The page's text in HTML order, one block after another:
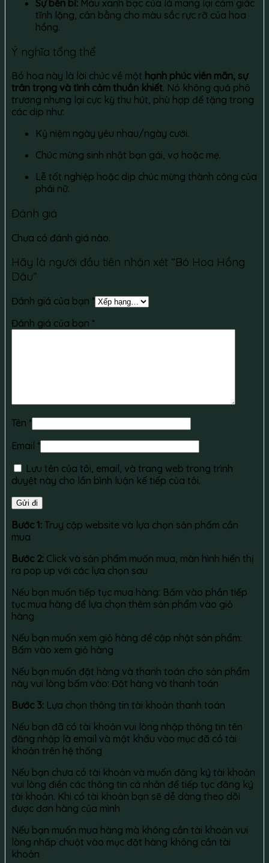
Sự bền bỉ: Màu xanh bạc của lá mang lại cảm giác
tĩnh lặng, cân bằng cho màu sắc rực rỡ của hoa
hồng.
Ý nghĩa tổng thể
Bó hoa này là lời chúc về một hạnh phúc viên mãn, sự
trân trọng và tình cảm thuần khiết. Nó không quá phô
trương nhưng lại cực kỳ thu hút, phù hợp để tặng trong
các dịp như:
Kỷ niệm ngày yêu nhau/ngày cưới.
Chúc mừng sinh nhật bạn gái, vợ hoặc mẹ.
Lễ tốt nghiệp hoặc dịp chúc mừng thành công của
phái nữ.
Đánh giá
Chưa có đánh giá nào.
Hãy là người đầu tiên nhận xét “Bó Hoa Hồng
Dâu”
Đánh giá của bạn *
Đánh giá của bạn *
Tên *
Email *
Lưu tên của tôi, email, và trang web trong trình
duyệt này cho lần bình luận kế tiếp của tôi.
Bước 1: Truy cập website và lựa chọn sản phẩm cần
mua
Bước 2: Click và sản phẩm muốn mua, màn hình hiển thị
ra pop up với các lựa chọn sau
Nếu bạn muốn tiếp tục mua hàng: Bấm vào phần tiếp
tục mua hàng để lựa chọn thêm sản phẩm vào giỏ
hàng
Nếu bạn muốn xem giỏ hàng để cập nhật sản phẩm:
Bấm vào xem giỏ hàng
Nếu bạn muốn đặt hàng và thanh toán cho sản phẩm
này vui lòng bấm vào: Đặt hàng và thanh toán
Bước 3: Lựa chọn thông tin tài khoản thanh toán
Nếu bạn đã có tài khoản vui lòng nhập thông tin tên
đăng nhập là email và mật khẩu vào mục đã có tài
khoản trên hệ thống
Nếu bạn chưa có tài khoản và muốn đăng ký tài khoản
vui lòng điền các thông tin cá nhân để tiếp tục đăng ký
tài khoản. Khi có tài khoản bạn sẽ dễ dàng theo dõi
được đơn hàng của mình
Nếu bạn muốn mua hàng mà không cần tài khoản vui
lòng nhấp chuột vào mục đặt hàng không cần tài
khoản